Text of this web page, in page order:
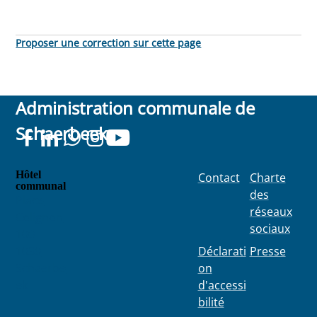
Proposer une correction sur cette page
Administration communale de
Schaerbeek
Hôtel
communal
Contact
Déclarati
on
d'accessi
bilité
Charte
des
réseaux
sociaux
Presse